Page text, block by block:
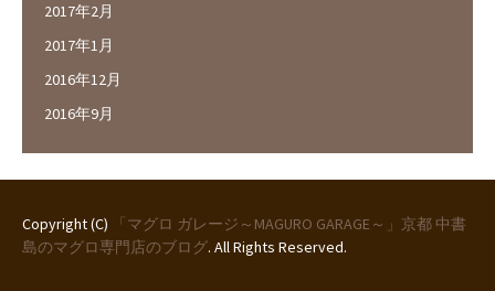
2017年2月
2017年1月
2016年12月
2016年9月
Copyright (C)
「マグロ ガレージ～MAGURO GARAGE～」京都 中書
島のマグロ専門店のブログ. All Rights Reserved.